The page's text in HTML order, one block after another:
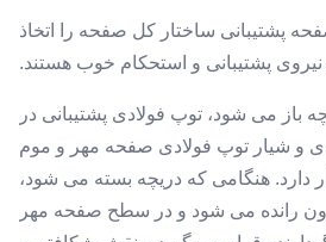
پشتیبانی ساختار کل صفحه را اتخاذ
نیروی پشتیبانی و استحکام خوب هستند.
باز می شود، توپ فولادی پشتیبانی در
و شیار توپ فولادی صفحه مهر و موم
دارد. هنگامی که دریچه بسته می شود،
رانده می شود و در سطح صفحه مهر